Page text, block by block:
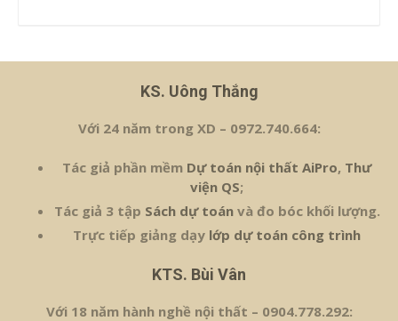
KS. Uông Thắng
Với 24 năm trong XD – 0972.740.664:
Tác giả phần mềm Dự toán nội thất AiPro, Thư
viện QS;
Tác giả 3 tập Sách dự toánvà đo bóc khối lượng.
Trực tiếp giảng dạy lớp dự toán công trình
KTS. Bùi Vân
Với 18 năm hành nghề nội thất – 0904.778.292: